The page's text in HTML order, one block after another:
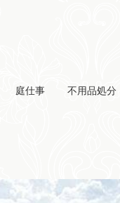
庭仕事 不用品処分